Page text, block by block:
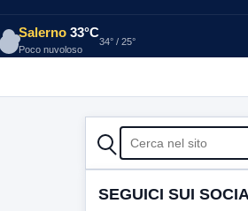
Salerno 33°C
Poco nuvoloso
34° / 25°
CERCA
SEGUICI SUI